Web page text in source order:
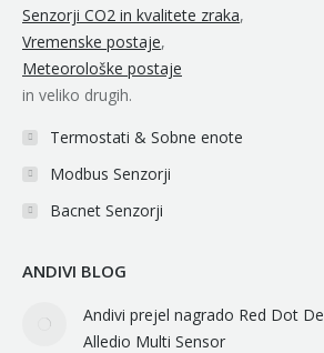
Senzorji CO2 in kvalitete zraka,
Vremenske postaje,
Meteorološke postaje
in veliko drugih.
Termostati & Sobne enote
Modbus Senzorji
Bacnet Senzorji
ANDIVI BLOG
Andivi prejel nagrado Red Dot
Alledio Multi Sensor